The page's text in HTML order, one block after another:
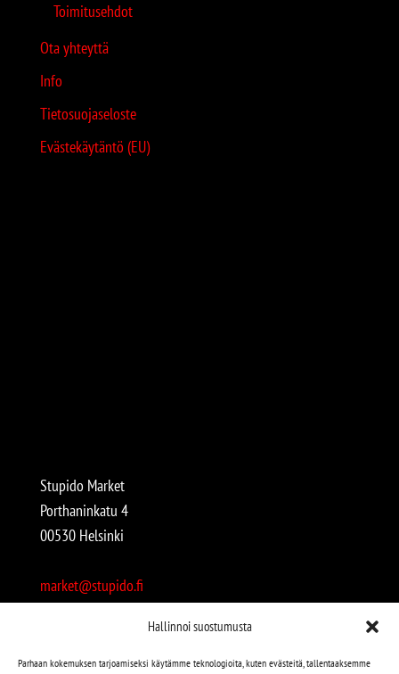
Hallinnoi suostumusta
Parhaan kokemuksen tarjoamiseksi käytämme teknologioita, kuten evästeitä, tallentaaksemme
Toimitusehdot
Ota yhteyttä
Info
Tietosuojaseloste
Evästekäytäntö (EU)
Stupido Market
Porthaninkatu 4
00530 Helsinki
market@stupido.fi
Avoinna: